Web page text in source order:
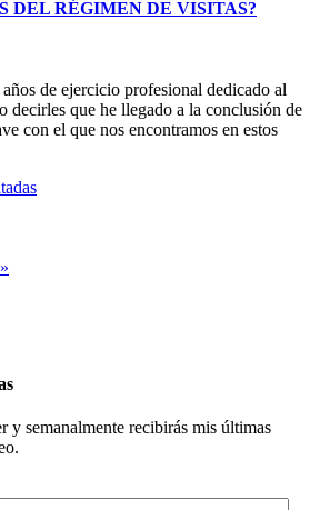
DEL RÉGIMEN DE VISITAS?
de ejercicio profesional dedicado al
decirles que he llegado a la conclusión de
con el que nos encontramos en estos
y semanalmente recibirás mis últimas